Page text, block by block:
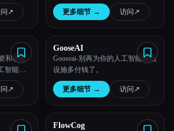
↗︎ 更多细节 → 访问 ↗︎
和私募
智能平
↗︎
GooseAI
Gooseai-别再为你的人工智能基础
设施多付钱了。
更多细节 → 访问 ↗︎
FlowCog